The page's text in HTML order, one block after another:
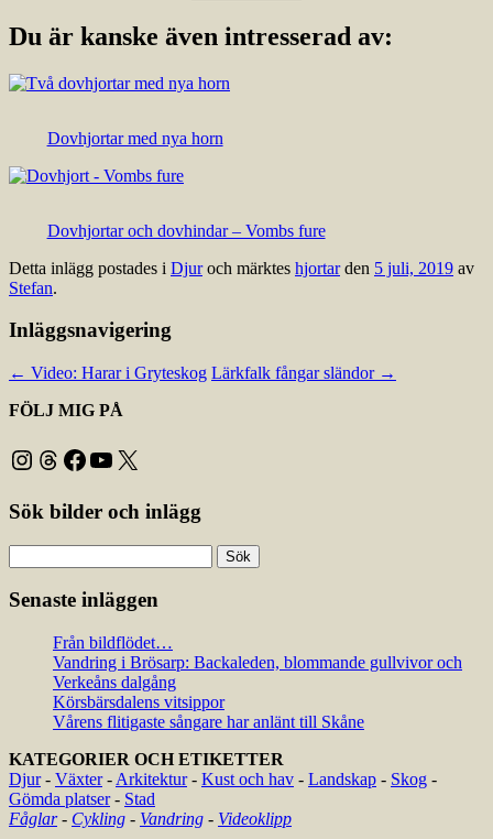
Du är kanske även intresserad av:
Dovhjortar med nya horn
Dovhjortar och dovhindar – Vombs fure
Detta inlägg postades i Djuroch märktes hjortarden 5 juli, 2019 av
Stefan.
Inläggsnavigering
← Video: Harar i Gryteskog Lärkfalk fångar sländor →
FÖLJ MIG PÅ
Instagram
Threads
Facebook
YouTube
X
Sök bilder och inlägg
efter:
Senaste inläggen
Från bildflödet…
Vandring i Brösarp: Backaleden, blommande gullvivor och
Verkeåns dalgång
Körsbärsdalens vitsippor
Vårens flitigaste sångare har anlänt till Skåne
KATEGORIER OCH ETIKETTER
Djur- Växter- Arkitektur- Kust och hav - Landskap - Skog -
Gömda platser- Stad
Fåglar- Cykling - Vandring - Videoklipp